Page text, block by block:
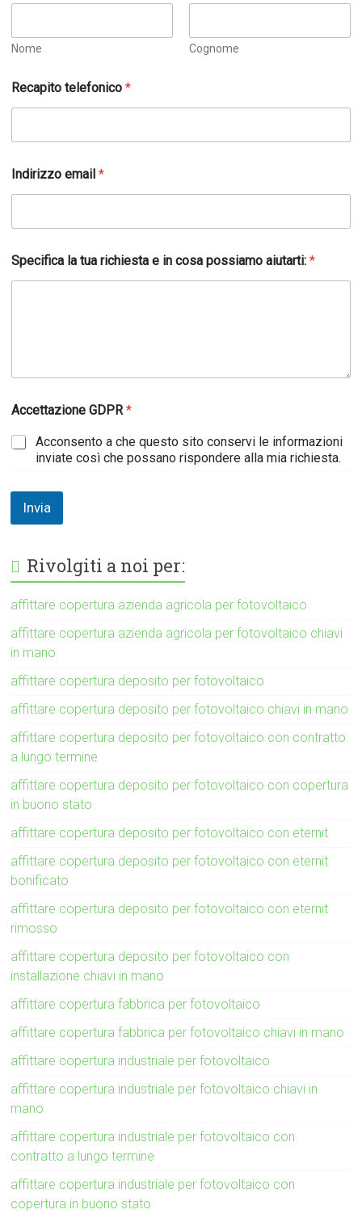
Nome Cognome
Recapito telefonico*
Indirizzo email*
Specifica la tua richiesta e in cosa possiamo aiutarti:*
Accettazione GDPR*
Acconsento a che questo sito conservi le informazioni
inviate così che possano rispondere alla mia richiesta.
Invia
Rivolgiti a noi per:
affittare copertura azienda agricola per fotovoltaico
affittare copertura azienda agricola per fotovoltaico chiavi
in mano
affittare copertura deposito per fotovoltaico
affittare copertura deposito per fotovoltaico chiavi in mano
affittare copertura deposito per fotovoltaico con contratto
a lungo termine
affittare copertura deposito per fotovoltaico con copertura
in buono stato
affittare copertura deposito per fotovoltaico con eternit
affittare copertura deposito per fotovoltaico con eternit
bonificato
affittare copertura deposito per fotovoltaico con eternit
rimosso
affittare copertura deposito per fotovoltaico con
installazione chiavi in mano
affittare copertura fabbrica per fotovoltaico
affittare copertura fabbrica per fotovoltaico chiavi in mano
affittare copertura industriale per fotovoltaico
affittare copertura industriale per fotovoltaico chiavi in
mano
affittare copertura industriale per fotovoltaico con
contratto a lungo termine
affittare copertura industriale per fotovoltaico con
copertura in buono stato